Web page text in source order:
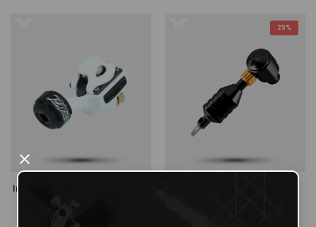
×
25%
Inkjecta Flite Nano Elite Troopa